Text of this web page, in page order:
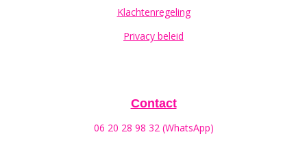
Klachtenregeling
Privacy beleid
Contact
06 20 28 98 32 (WhatsApp)